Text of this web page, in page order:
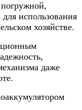
использования
хозяйстве.
даже